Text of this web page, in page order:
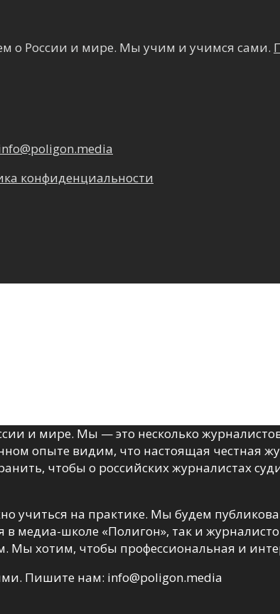
о России и мире. Мы учим и учимся сами.
конфиденциальности
и мире. Мы — это несколько
опыте видим, что настоящая честная
чтобы о российских журналистах
учиться на практике. Мы будем
медиа-школе «Полигон», так и
хотим, чтобы профессиональная и
Пишите нам: info@poligon.media